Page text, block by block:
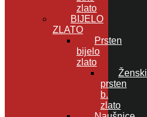
zlato
BIJELO
ZLATO
Prsten
bijelo
zlato
Ženski
prsten
b.
zlato